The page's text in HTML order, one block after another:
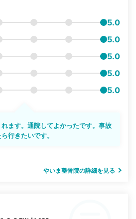
5.0
5.0
5.0
5.0
5.0
ます。通院してよかったです。事故
行きたいです。
やいま整骨院の詳細を見る